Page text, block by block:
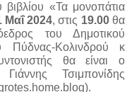
«Τα μονοπάτια
Μαΐ 2024, στις 19.00θα
του Δημοτικού
Πύδνας-Κολινδρού κ
θα είναι ο
Τσιμπονίδης